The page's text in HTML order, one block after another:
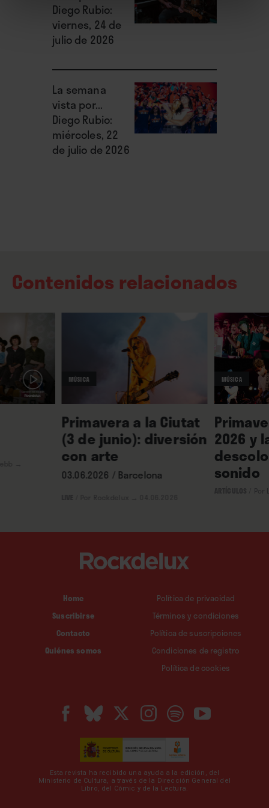
Diego Rubio:
viernes, 24 de
julio de 2026
La semana
vista por...
Diego Rubio:
miércoles, 22
de julio de 2026
Contenidos relacionados
MÚSICA
Primavera a la Ciutat
(3 de junio): diversión
con arte
03.06.2026 / Barcelona
MÚSICA
2026 y
sonido
Home
Suscribirse
Contacto
Quiénes somos
Política de privacidad
Términos y condiciones
Política de suscripciones
Condiciones de registro
Política de cookies
Esta revista ha recibido una ayuda a la edición, del
Ministerio de Cultura, a través de la Dirección General del
Libro, del Cómic y de la Lectura.